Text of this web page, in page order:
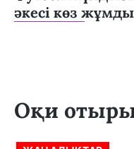
әкесі көз жұмды
Оқи